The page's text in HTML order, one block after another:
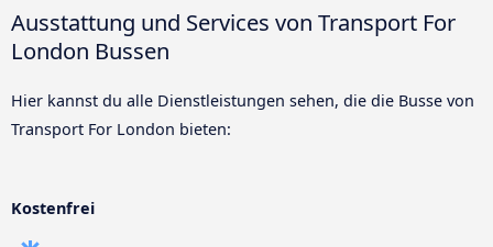
Ausstattung und Services von Transport For
London Bussen
Hier kannst du alle Dienstleistungen sehen, die die Busse von
Transport For London bieten:
Kostenfrei